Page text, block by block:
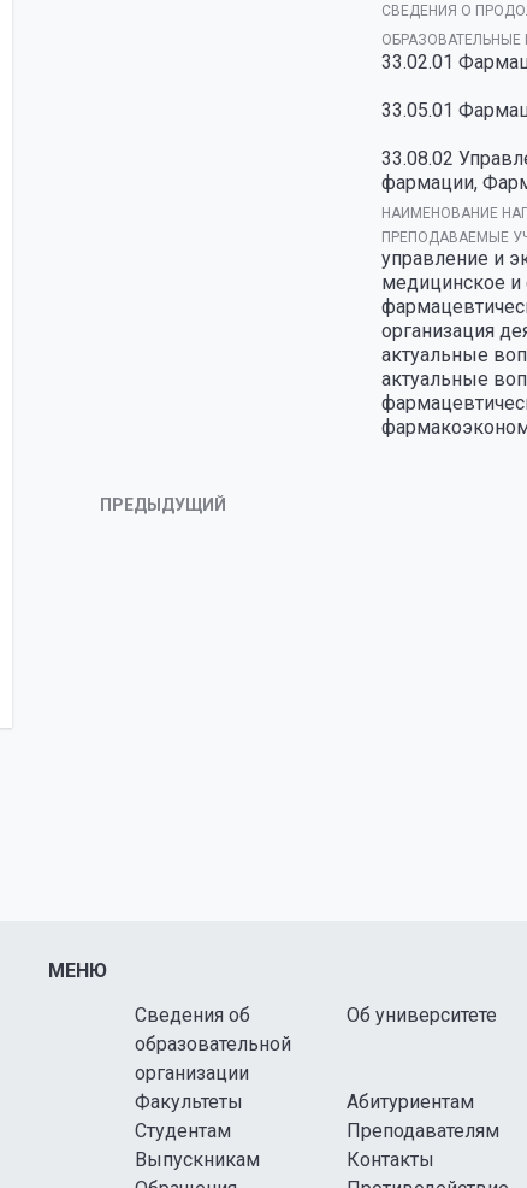
СВЕДЕНИЯ О
33.02.01
33.05.01
33.08.02
фармации,
НАИМЕНОВАНИЕ
ПРЕПОДАВАЕМЫЕ
управление и
медицинское и
организация
актуальные
актуальные
ПРЕДЫДУЩИЙ
МЕНЮ
Сведения об
образовательной
организации
Об университете
Факультеты
Абитуриентам
Студентам
Преподавателям
Выпускникам
Контакты